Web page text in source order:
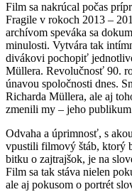
Film sa nakrúcal počas
Fragile v rokoch 2013 –
archívom speváka sa
minulosti. Vytvára tak
divákovi pochopiť
Müllera. Revolučnosť 90.
únavou spoločnosti dnes.
Richarda Müllera, ale aj
zmenili my – jeho
Odvaha a úprimnosť, s
vpustili filmový štáb, ktorý
bitku o zajtrajšok, je na
Film sa tak stáva nielen
ale aj pokusom o portrét